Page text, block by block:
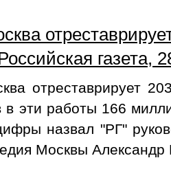
газета,
отреставрирует
в эти работы 166
назвал "РГ"
Москвы Александр